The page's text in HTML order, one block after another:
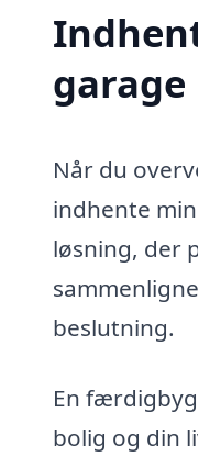
Når du
indhente
løsning, der
beslutning.
En
bolig og din